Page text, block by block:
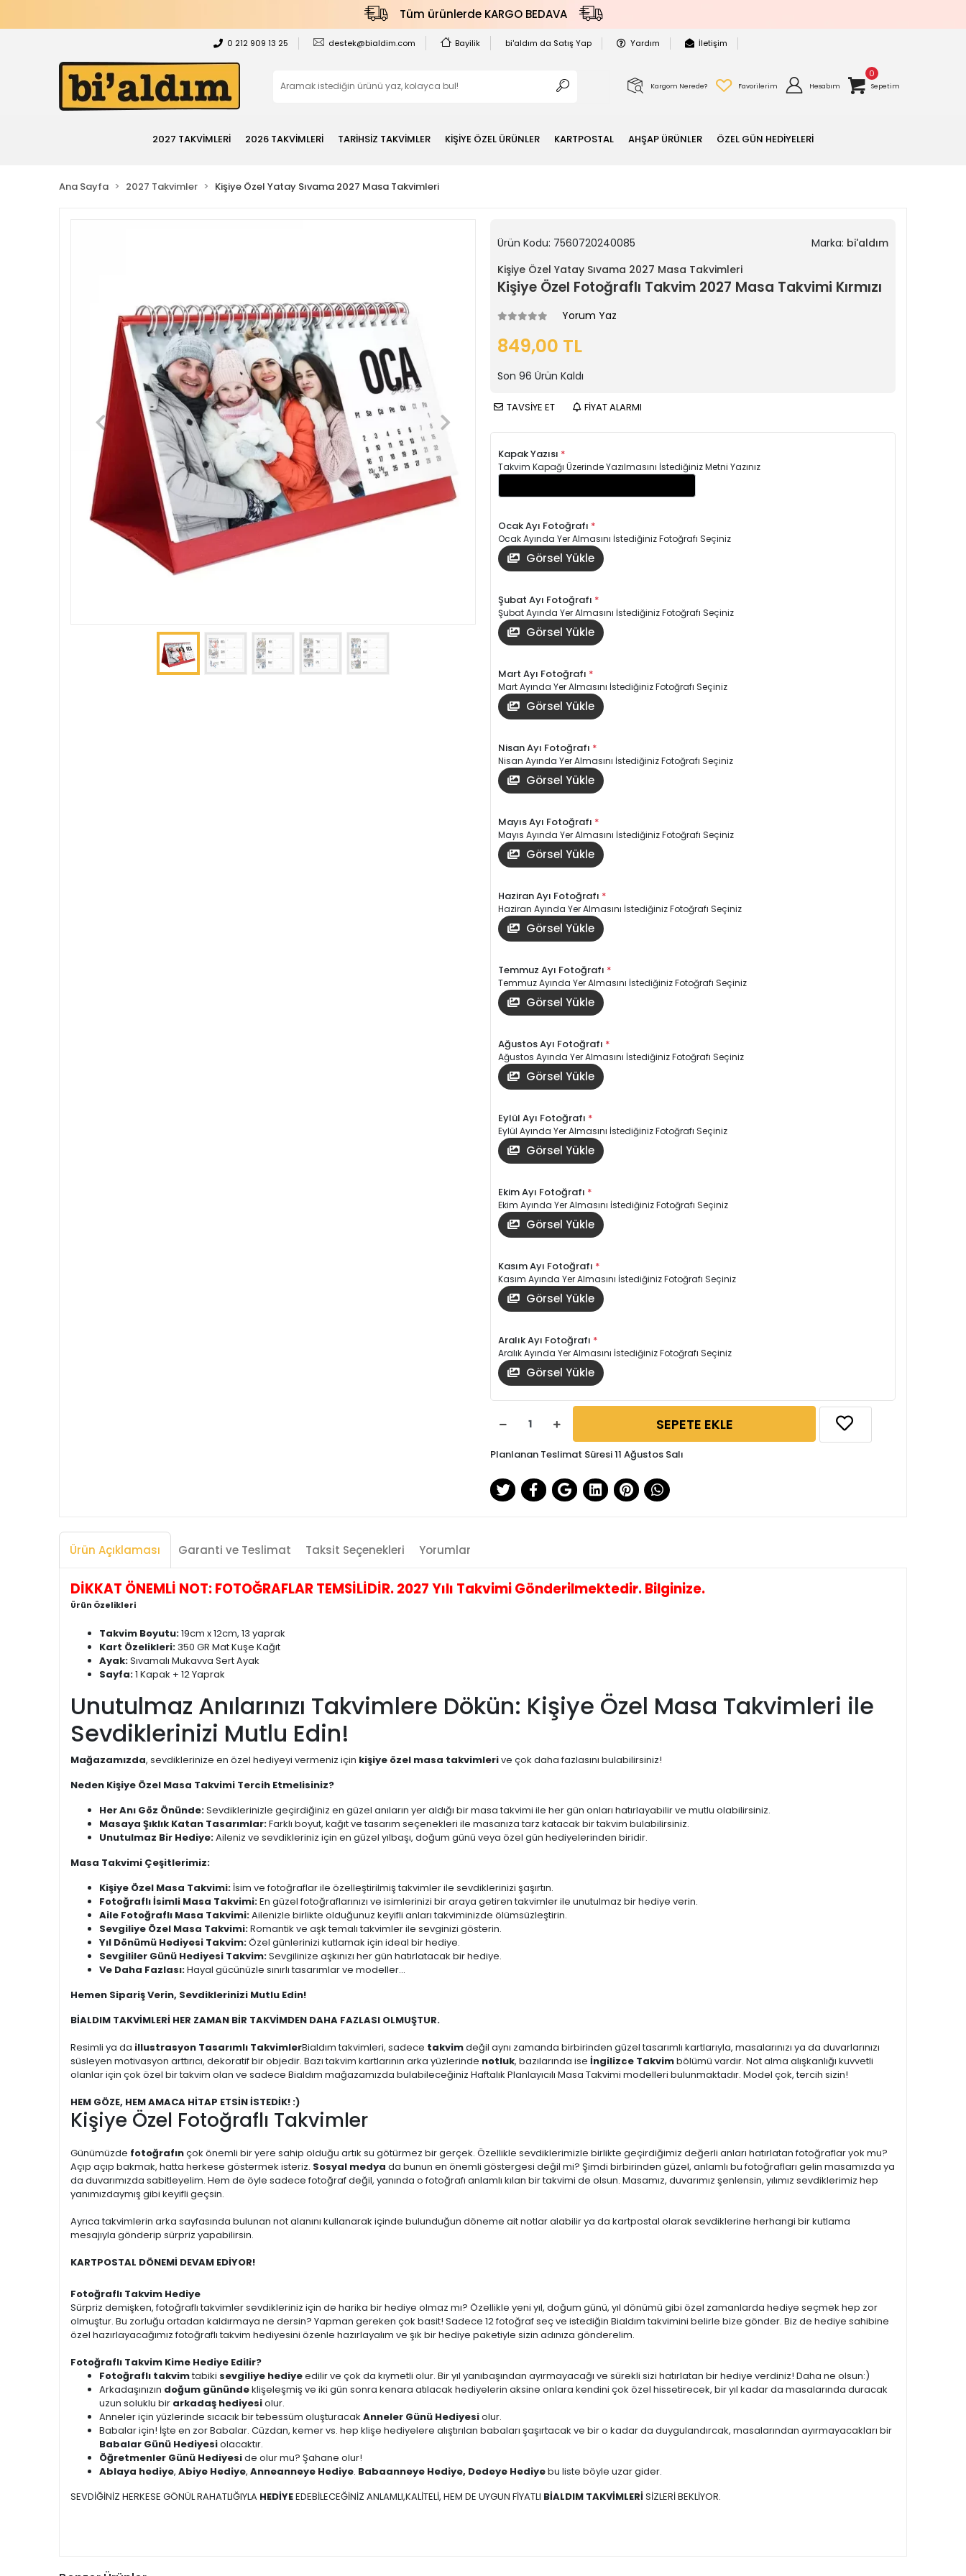
Tüm ürünlerde KARGO BEDAVA
0 212 909 13 25 destek@bialdim.com Bayilik bi'aldım da Satış Yap Yardım İletişim
Kargom Nerede? Favorilerim Hesabım
0
Sepetim
2027 TAKVİMLERİ 2026 TAKVİMLERİ TARİHSİZ TAKVİMLER KİŞİYE ÖZEL ÜRÜNLER KARTPOSTAL AHŞAP ÜRÜNLER ÖZEL GÜN HEDİYELERİ
Ana Sayfa 2027 Takvimler Kişiye Özel Yatay Sıvama 2027 Masa Takvimleri
Ürün Kodu: 7560720240085 Marka: bi'aldım
Kişiye Özel Yatay Sıvama 2027 Masa Takvimleri
Kişiye Özel Fotoğraflı Takvim 2027 Masa Takvimi Kırmızı
Yorum Yaz
849,00 TL
Son 96 Ürün Kaldı
TAVSİYE ET FİYAT ALARMI
Kapak Yazısı *
Takvim Kapağı Üzerinde Yazılmasını İstediğiniz Metni Yazınız
Ocak Ayı Fotoğrafı *
Ocak Ayında Yer Almasını İstediğiniz Fotoğrafı Seçiniz
Görsel Yükle
Şubat Ayı Fotoğrafı *
Şubat Ayında Yer Almasını İstediğiniz Fotoğrafı Seçiniz
Görsel Yükle
Mart Ayı Fotoğrafı *
Mart Ayında Yer Almasını İstediğiniz Fotoğrafı Seçiniz
Görsel Yükle
Nisan Ayı Fotoğrafı *
Nisan Ayında Yer Almasını İstediğiniz Fotoğrafı Seçiniz
Görsel Yükle
Mayıs Ayı Fotoğrafı *
Mayıs Ayında Yer Almasını İstediğiniz Fotoğrafı Seçiniz
Görsel Yükle
Haziran Ayı Fotoğrafı *
Haziran Ayında Yer Almasını İstediğiniz Fotoğrafı Seçiniz
Görsel Yükle
Temmuz Ayı Fotoğrafı *
Temmuz Ayında Yer Almasını İstediğiniz Fotoğrafı Seçiniz
Görsel Yükle
Ağustos Ayı Fotoğrafı *
Ağustos Ayında Yer Almasını İstediğiniz Fotoğrafı Seçiniz
Görsel Yükle
Eylül Ayı Fotoğrafı *
Eylül Ayında Yer Almasını İstediğiniz Fotoğrafı Seçiniz
Görsel Yükle
Ekim Ayı Fotoğrafı *
Ekim Ayında Yer Almasını İstediğiniz Fotoğrafı Seçiniz
Görsel Yükle
Kasım Ayı Fotoğrafı *
Kasım Ayında Yer Almasını İstediğiniz Fotoğrafı Seçiniz
Görsel Yükle
Aralık Ayı Fotoğrafı *
Aralık Ayında Yer Almasını İstediğiniz Fotoğrafı Seçiniz
Görsel Yükle
SEPETE EKLE
Planlanan Teslimat Süresi 11 Ağustos Salı
Ürün Açıklaması Garanti ve Teslimat Taksit Seçenekleri Yorumlar
DİKKAT ÖNEMLİ NOT: FOTOĞRAFLAR TEMSİLİDİR. 2027 Yılı Takvimi Gönderilmektedir. Bilginize.
Ürün Özelikleri
Takvim Boyutu:19cm x 12cm, 13 yaprak
Kart Özelikleri:350 GR Mat Kuşe Kağıt
Ayak:Sıvamalı Mukavva Sert Ayak
Sayfa:1 Kapak + 12 Yaprak
Unutulmaz Anılarınızı Takvimlere Dökün: Kişiye Özel Masa Takvimleri ile
Sevdiklerinizi Mutlu Edin!
Mağazamızda, sevdiklerinize en özel hediyeyi vermeniz için kişiye özel masa takvimlerive çok daha fazlasını bulabilirsiniz!
Neden Kişiye Özel Masa Takvimi Tercih Etmelisiniz?
Her Anı Göz Önünde:Sevdiklerinizle geçirdiğiniz en güzel anıların yer aldığı bir masa takvimi ile her gün onları hatırlayabilir ve mutlu olabilirsiniz.
Masaya Şıklık Katan Tasarımlar:Farklı boyut, kağıt ve tasarım seçenekleri ile masanıza tarz katacak bir takvim bulabilirsiniz.
Unutulmaz Bir Hediye:Aileniz ve sevdikleriniz için en güzel yılbaşı, doğum günü veya özel gün hediyelerinden biridir.
Masa Takvimi Çeşitlerimiz:
Kişiye Özel Masa Takvimi: İsim ve fotoğraflar ile özelleştirilmiş takvimler ile sevdiklerinizi şaşırtın.
Fotoğraflı İsimli Masa Takvimi:En güzel fotoğraflarınızı ve isimlerinizi bir araya getiren takvimler ile unutulmaz bir hediye verin.
Aile Fotoğraflı Masa Takvimi:Ailenizle birlikte olduğunuz keyifli anları takviminizde ölümsüzleştirin.
Sevgiliye Özel Masa Takvimi:Romantik ve aşk temalı takvimler ile sevginizi gösterin.
Yıl Dönümü Hediyesi Takvim:Özel günlerinizi kutlamak için ideal bir hediye.
Sevgililer Günü Hediyesi Takvim:Sevgilinize aşkınızı her gün hatırlatacak bir hediye.
Ve Daha Fazlası:Hayal gücünüzle sınırlı tasarımlar ve modeller...
Hemen Sipariş Verin, Sevdiklerinizi Mutlu Edin!
BİALDIM TAKVİMLERİ HER ZAMAN BİR TAKVİMDEN DAHA FAZLASI OLMUŞTUR.
Resimli ya da illustrasyon Tasarımlı TakvimlerBialdım takvimleri, sadece takvimdeğil aynı zamanda birbirinden güzel tasarımlı kartlarıyla, masalarınızı ya da duvarlarınızı
süsleyen motivasyon arttırıcı, dekoratif bir objedir. Bazı takvim kartlarının arka yüzlerinde notluk, bazılarında ise İngilizce Takvimbölümü vardır. Not alma alışkanlığı kuvvetli
olanlar için çok özel bir takvim olan ve sadece Bialdım mağazamızda bulabileceğiniz Haftalık Planlayıcılı Masa Takvimi modelleri bulunmaktadır. Model çok, tercih sizin!
HEM GÖZE, HEM AMACA HİTAP ETSİN İSTEDİK! :)
Kişiye Özel Fotoğraflı Takvimler
Günümüzde fotoğrafınçok önemli bir yere sahip olduğu artık su götürmez bir gerçek. Özellikle sevdiklerimizle birlikte geçirdiğimiz değerli anları hatırlatan fotoğraflar yok mu?
Açıp açıp bakmak, hatta herkese göstermek isteriz. Sosyal medya da bunun en önemli göstergesi değil mi? Şimdi birbirinden güzel, anlamlı bu fotoğrafları gelin masamızda ya
da duvarımızda sabitleyelim. Hem de öyle sadece fotoğraf değil, yanında o fotoğrafı anlamlı kılan bir takvimi de olsun. Masamız, duvarımız şenlensin, yılımız sevdiklerimiz hep
yanımızdaymış gibi keyifli geçsin.
Ayrıca takvimlerin arka sayfasında bulunan not alanını kullanarak içinde bulunduğun döneme ait notlar alabilir ya da kartpostal olarak sevdiklerine herhangi bir kutlama
mesajıyla gönderip sürpriz yapabilirsin.
KARTPOSTAL DÖNEMİ DEVAM EDİYOR!
Fotoğraflı Takvim Hediye
Sürpriz demişken, fotoğraflı takvimler sevdikleriniz için de harika bir hediye olmaz mı? Özellikle yeni yıl, doğum günü, yıl dönümü gibi özel zamanlarda hediye seçmek hep zor
olmuştur. Bu zorluğu ortadan kaldırmaya ne dersin? Yapman gereken çok basit! Sadece 12 fotoğraf seç ve istediğin Bialdım takvimini belirle bize gönder. Biz de hediye sahibine
özel hazırlayacağımız fotoğraflı takvim hediyesini özenle hazırlayalım ve şık bir hediye paketiyle sizin adınıza gönderelim.
Fotoğraflı Takvim Kime Hediye Edilir?
Fotoğraflı takvimtabiki sevgiliye hediyeedilir ve çok da kıymetli olur. Bir yıl yanıbaşından ayırmayacağı ve sürekli sizi hatırlatan bir hediye verdiniz! Daha ne olsun:)
Arkadaşınızın doğum günündeklişeleşmiş ve iki gün sonra kenara atılacak hediyelerin aksine onlara kendini çok özel hissetirecek, bir yıl kadar da masalarında duracak
uzun soluklu bir arkadaş hediyesiolur.
Anneler için yüzlerinde sıcacık bir tebessüm oluşturacak Anneler Günü Hediyesiolur.
Babalar için! İşte en zor Babalar. Cüzdan, kemer vs. hep klişe hediyelere alıştırılan babaları şaşırtacak ve bir o kadar da duygulandırcak, masalarından ayırmayacakları bir
Babalar Günü Hediyesiolacaktır.
Öğretmenler Günü Hediyeside olur mu? Şahane olur!
Ablaya hediye, Abiye Hediye, Anneanneye Hediye. Babaanneye Hediye, Dedeye Hediyebu liste böyle uzar gider.
SEVDİĞİNİZ HERKESE GÖNÜL RAHATLIĞIYLA HEDİYEEDEBİLECEĞİNİZ ANLAMLI,KALİTELİ, HEM DE UYGUN FİYATLI BİALDIM TAKVİMLERİ SİZLERİ BEKLİYOR.